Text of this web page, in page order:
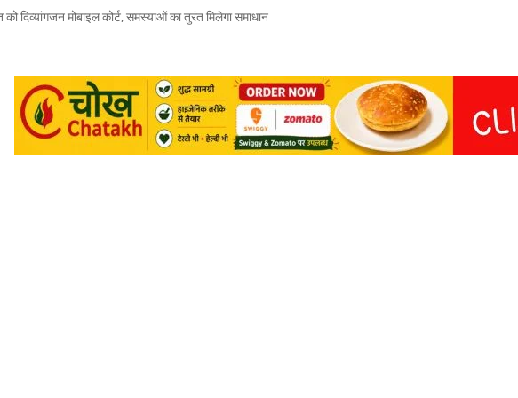
दिव्यांगजन मोबाइल कोर्ट, समस्याओं का तुरंत मिलेगा समाधान
में उमाशंकर सिंह को अंतिम विदाई, बेटे प्रिंस युकेश देंगे मुखाग्नि
को होगा उमाशंकर सिंह का अंतिम संस्कार, दुकानें बंद कर व्यापारियों ने दी श्रद्धांजलि
विधानसभा से जुड़े थे उमाशंकर सिंह, पूरे सदन ने की थी जल्द स्वस्थ होने की कामना